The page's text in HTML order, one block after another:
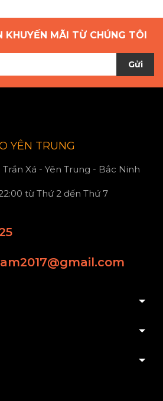
KHUYẾN MÃI TỪ CHÚNG TÔI
Gửi
YÊN TRUNG
Xá - Yên Trung - Bắc Ninh
từ Thứ 2 đến Thứ 7